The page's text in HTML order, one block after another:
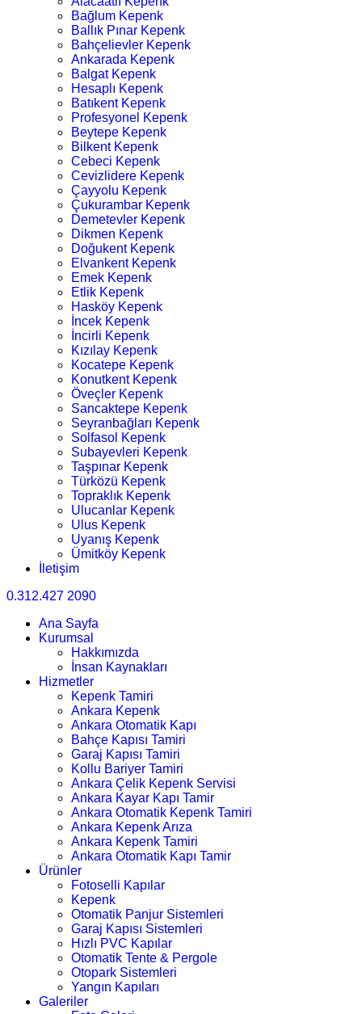
Bağlum Kepenk
Ballık Pınar Kepenk
Bahçelievler Kepenk
Ankarada Kepenk
Balgat Kepenk
Hesaplı Kepenk
Batıkent Kepenk
Profesyonel Kepenk
Beytepe Kepenk
Bilkent Kepenk
Cebeci Kepenk
Cevizlidere Kepenk
Çayyolu Kepenk
Çukurambar Kepenk
Demetevler Kepenk
Dikmen Kepenk
Doğukent Kepenk
Elvankent Kepenk
Emek Kepenk
Etlik Kepenk
Hasköy Kepenk
İncek Kepenk
İncirli Kepenk
Kızılay Kepenk
Kocatepe Kepenk
Konutkent Kepenk
Öveçler Kepenk
Sancaktepe Kepenk
Seyranbağları Kepenk
Solfasol Kepenk
Subayevleri Kepenk
Taşpınar Kepenk
Türközü Kepenk
Topraklık Kepenk
Ulucanlar Kepenk
Ulus Kepenk
Uyanış Kepenk
Ümitköy Kepenk
İletişim
0.312.427 2090
Ana Sayfa
Kurumsal
Hakkımızda
İnsan Kaynakları
Hizmetler
Kepenk Tamiri
Ankara Kepenk
Ankara Otomatik Kapı
Bahçe Kapısı Tamiri
Garaj Kapısı Tamiri
Kollu Bariyer Tamiri
Ankara Çelik Kepenk Servisi
Ankara Kayar Kapı Tamir
Ankara Otomatik Kepenk Tamiri
Ankara Kepenk Arıza
Ankara Kepenk Tamiri
Ankara Otomatik Kapı Tamir
Ürünler
Fotoselli Kapılar
Kepenk
Otomatik Panjur Sistemleri
Garaj Kapısı Sistemleri
Hızlı PVC Kapılar
Otomatik Tente & Pergole
Otopark Sistemleri
Yangın Kapıları
Galeriler